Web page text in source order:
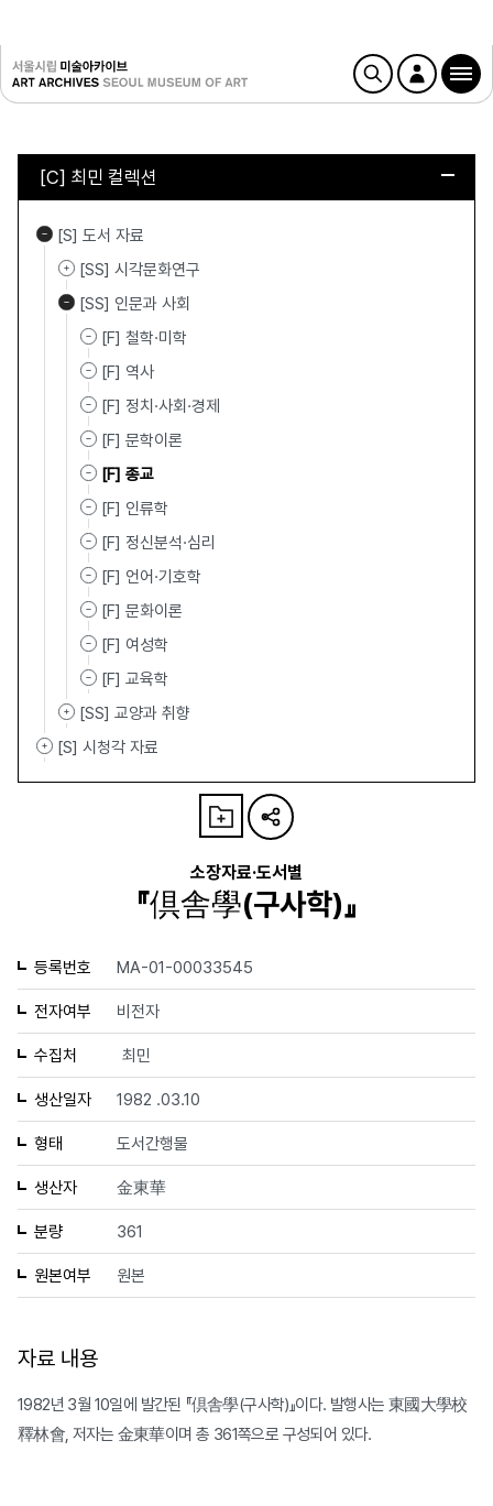
[C] 최민 컬렉션
[S] 도서 자료
[SS] 시각문화연구
[SS] 인문과 사회
[F] 철학·미학
[F] 역사
[F] 정치·사회·경제
[F] 문학이론
[F] 종교
[F] 인류학
[F] 정신분석·심리
[F] 언어·기호학
[F] 문화이론
[F] 여성학
[F] 교육학
[SS] 교양과 취향
[S] 시청각 자료
소장자료·도서별
『倶舎學(구사학)』
등록번호 MA-01-00033545
전자여부 비전자
수집처 최민
생산일자 1982 .03.10
형태 도서간행물
생산자 金東華
분량 361
원본여부 원본
자료 내용
1982년 3월 10일에 발간된 『倶舎學(구사학)』이다. 발행사는 東國大學校
釋林會, 저자는 金東華이며 총 361쪽으로 구성되어 있다.